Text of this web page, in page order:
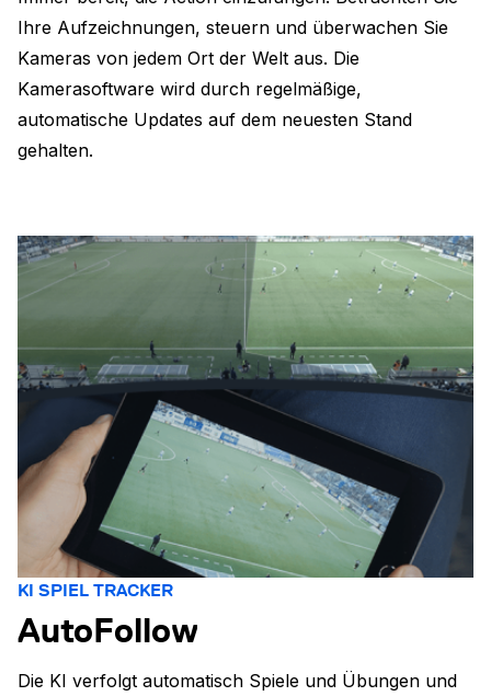
Ihre Aufzeichnungen, steuern und überwachen Sie
Kameras von jedem Ort der Welt aus. Die
Kamerasoftware wird durch regelmäßige,
automatische Updates auf dem neuesten Stand
gehalten.
KI SPIEL TRACKER
AutoFollow
Die KI verfolgt automatisch Spiele und Übungen und